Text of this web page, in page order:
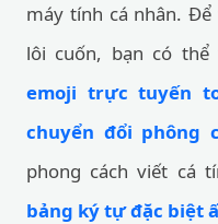
máy tính cá nhân.
lôi cuốn, bạn có thể
emoji trực tuyến
chuyển đổi phông
phong cách viết cá
bảng ký tự đặc biệt